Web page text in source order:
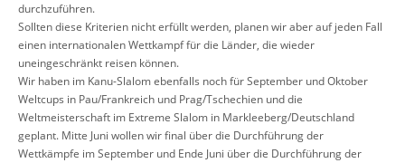
durchzuführen.
Sollten diese Kriterien nicht erfüllt werden, planen wir aber auf jeden Fall
einen internationalen Wettkampf für die Länder, die wieder
uneingeschränkt reisen können.
Wir haben im Kanu-Slalom ebenfalls noch für September und Oktober
Weltcups in Pau/Frankreich und Prag/Tschechien und die
Weltmeisterschaft im Extreme Slalom in Markleeberg/Deutschland
geplant. Mitte Juni wollen wir final über die Durchführung der
Wettkämpfe im September und Ende Juni über die Durchführung der